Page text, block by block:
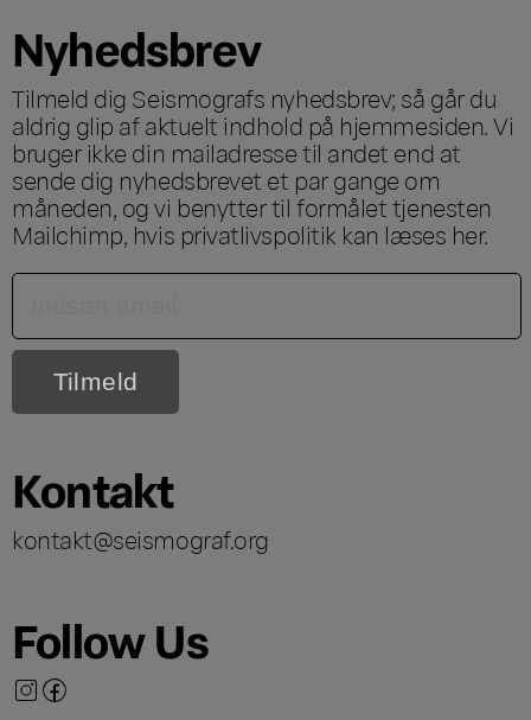
Nyhedsbrev
Tilmeld dig Seismografs nyhedsbrev; så går du
aldrig glip af aktuelt indhold på hjemmesiden. Vi
bruger ikke din mailadresse til andet end at
sende dig nyhedsbrevet et par gange om
måneden, og vi benytter til formålet tjenesten
Mailchimp, hvis privatlivspolitik kan læses her.
Kontakt
kontakt@seismograf.org
Follow Us